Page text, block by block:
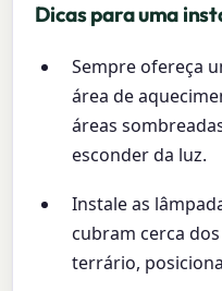
Dicas para uma
Sempre ofereça
área de
áreas
esconder da luz.
Instale as
cubram cerca
terrário,